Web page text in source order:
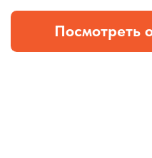
КОНТРОЛЬ
Проверка по ТЗ включает: